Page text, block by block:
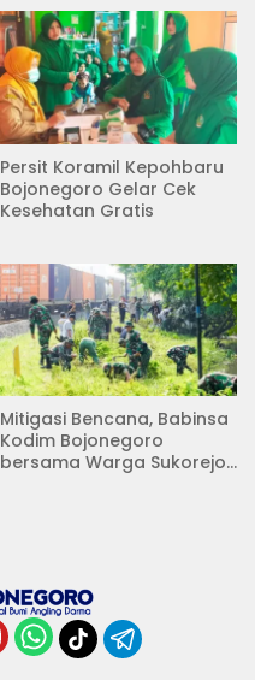
Persit Koramil Kepohbaru
Bojonegoro Gelar Cek
Kesehatan Gratis
Mitigasi Bencana, Babinsa
Kodim Bojonegoro
bersama Warga Sukorejo